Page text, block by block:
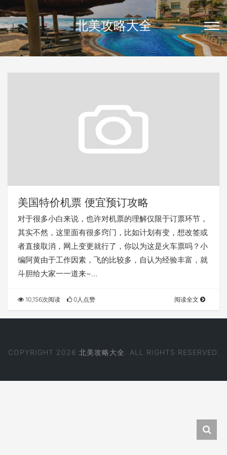
北美攻略大全
美国特价机票 便宜预订攻略
对于很多小白来说，也许对机票的理解仅限于订票环节，
其实不然，这里面有很多窍门，比如计划有变，想改签或
者直接取消，网上变更就行了，你以为这是火车票吗？小
编阿黄由于工作因素，飞的比较多，自认为经验丰富，就
斗胆给大家一一道来~…
10,156次阅读 0人点赞 阅读全文
COPYRIGHT 2026 北美攻略大全 . ALL RIGHTS RESERVED.